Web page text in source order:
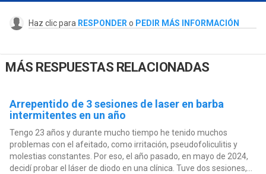
Haz clic para RESPONDER o PEDIR MÁS INFORMACIÓN
MÁS RESPUESTAS RELACIONADAS
Arrepentido de 3 sesiones de laser en barba
intermitentes en un año
Tengo 23 años y durante mucho tiempo he tenido muchos
problemas con el afeitado, como irritación, pseudofoliculitis y
molestias constantes. Por eso, el año pasado, en mayo de 2024,
decidí probar el láser de diodo en una clínica. Tuve dos sesiones,...